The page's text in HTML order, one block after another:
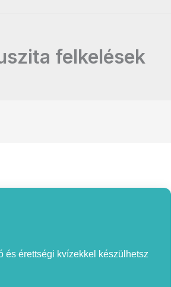
felkelések
és érettségi kvízekkel készülhetsz